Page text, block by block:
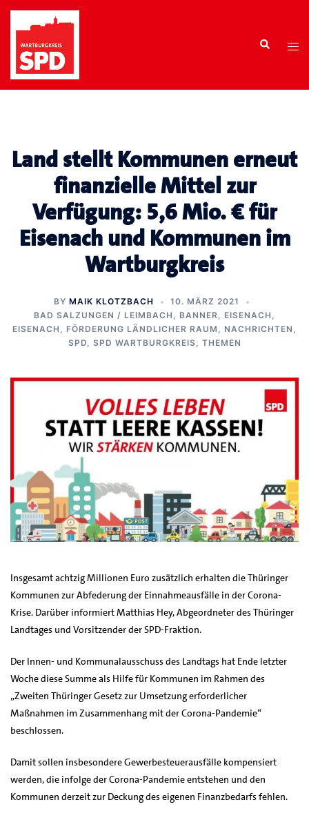
Zum
springen
Search
Land stellt Kommunen erneut
finanzielle Mittel zur
Verfügung: 5,6 Mio. € für
Eisenach und Kommunen im
Wartburgkreis
BY MAIK KLOTZBACH
10. MÄRZ 2021
BAD SALZUNGEN / LEIMBACH , BANNER, EISENACH ,
EISENACH , FÖRDERUNG LÄNDLICHER RAUM , NACHRICHTEN ,
SPD, SPD WARTBURGKREIS, THEMEN
Insgesamt achtzig Millionen Euro zusätzlich erhalten die Thüringer
Kommunen zur Abfederung der Einnahmeausfälle in der Corona-
Krise. Darüber informiert Matthias Hey, Abgeordneter des Thüringer
Landtages und Vorsitzender der SPD-Fraktion.
Der Innen- und Kommunalausschuss des Landtags hat Ende letzter
Woche diese Summe als Hilfe für Kommunen im Rahmen des
„Zweiten Thüringer Gesetz zur Umsetzung erforderlicher
Maßnahmen im Zusammenhang mit der Corona-Pandemie“
beschlossen.
Damit sollen insbesondere Gewerbesteuerausfälle kompensiert
werden, die infolge der Corona-Pandemie entstehen und den
Kommunen derzeit zur Deckung des eigenen Finanzbedarfs fehlen.